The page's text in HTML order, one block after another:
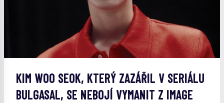
KIM WOO SEOK, KTERÝ ZAZÁŘIL V SERIÁLU
BULGASAL, SE NEBOJÍ VYMANIT Z IMAGE